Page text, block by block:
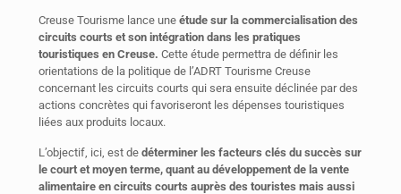
Creuse Tourisme lance une étude sur la commercialisation des
circuits courts et son intégration dans les pratiques
touristiques en Creuse. Cette étude permettra de définir les
orientations de la politique de l’ADRT Tourisme Creuse
concernant les circuits courts qui sera ensuite déclinée par des
actions concrètes qui favoriseront les dépenses touristiques
liées aux produits locaux.
L’objectif, ici, est de déterminer les facteurs clés du succès sur
le court et moyen terme, quant au développement de la vente
alimentaire en circuits courts auprès des touristes mais aussi